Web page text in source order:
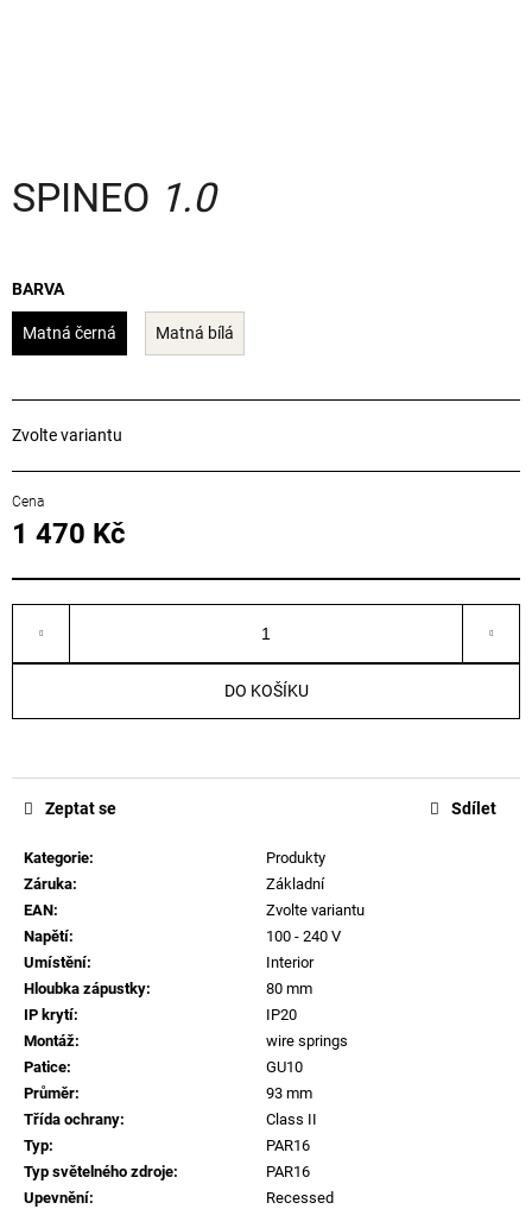
SPINEO 1.0
BARVA
Matná černá Matná bílá
Zvolte variantu
1 470 Kč
cena:
DO KOŠÍKU
Kategorie:
Produkty
Záruka:
Základní
EAN:
Zvolte variantu
Napětí:
100 - 240 V
Umístění:
Interior
Hloubka zápustky:
80 mm
IP krytí:
IP20
Montáž:
wire springs
Patice:
GU10
Průměr:
93 mm
Třída ochrany:
Class II
Typ:
PAR16
Typ světelného zdroje:
PAR16
Upevnění:
Recessed
Zeptat se Sdílet
o
p
u
j
e
m
e